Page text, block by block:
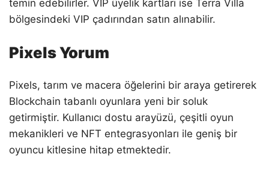
temin edebilirler. VIP üyelik kartları ise Terra Villa
bölgesindeki VIP çadırından satın alınabilir.
Pixels Yorum
Pixels, tarım ve macera öğelerini bir araya getirerek
Blockchain tabanlı oyunlara yeni bir soluk
getirmiştir. Kullanıcı dostu arayüzü, çeşitli oyun
mekanikleri ve NFT entegrasyonları ile geniş bir
oyuncu kitlesine hitap etmektedir.